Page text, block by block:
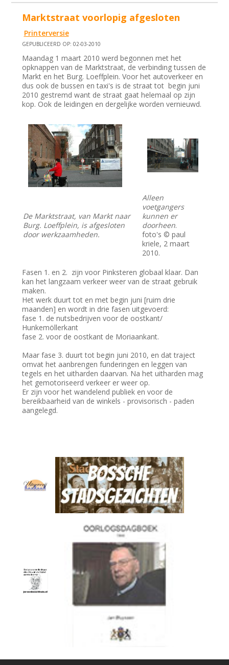
Marktstraat voorlopig afgesloten
Printerversie
GEPUBLICEERD OP: 02-03-2010
Maandag 1 maart 2010 werd begonnen met het
opknappen van de Marktstraat, de verbinding tussen de
Markt en het Burg. Loeffplein. Voor het autoverkeer en
dus ook de bussen en taxi's is de straat tot begin juni
2010 gestremd want de straat gaat helemaal op zijn
kop. Ook de leidingen en dergelijke worden vernieuwd.
De Marktstraat, van Markt naar
Burg. Loeffplein, is afgesloten
door werkzaamheden.
Alleen
voetgangers
kunnen er
doorheen.
foto's © paul
kriele, 2 maart
2010.
Fasen 1. en 2. zijn voor Pinksteren globaal klaar. Dan
kan het langzaam verkeer weer van de straat gebruik
maken.
Het werk duurt tot en met begin juni [ruim drie
maanden] en wordt in drie fasen uitgevoerd:
fase 1. de nutsbedrijven voor de oostkant/
Hunkemöllerkant
fase 2. voor de oostkant de Moriaankant.
Maar fase 3. duurt tot begin juni 2010, en dat traject
omvat het aanbrengen funderingen en leggen van
tegels en het uitharden daarvan. Na het uitharden mag
het gemotoriseerd verkeer er weer op.
Er zijn voor het wandelend publiek en voor de
bereikbaarheid van de winkels - provisorisch - paden
aangelegd.